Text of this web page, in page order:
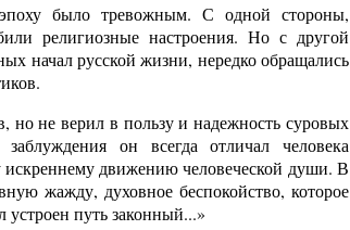
эпоху было тревожным. С одной стороны,
религиозные настроения. Но с другой
начал русской жизни, нередко обращались
но не верил в пользу и надежность суровых
он всегда отличал человека
искреннему движению человеческой души. В
жажду, духовное беспокойство, которое
устроен путь законный...»